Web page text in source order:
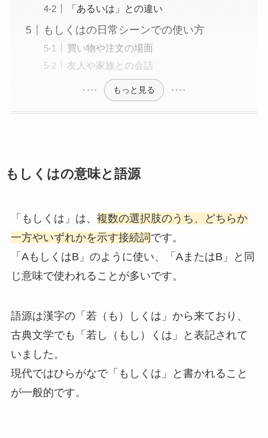
「あるいは」との違い
もしくはの日常シーンでの使い方
買い物や注文の場面
友人や家族との会話
もっと見る
もしくはの意味と語源
「もしくは」は、 複数の選択肢のうち、どちらか
一方やいずれかを示す接続詞です。
「AもしくはB」のように使い、「AまたはB」と同
じ意味で使われることが多いです。
語源は漢字の「若（も）しくは」から来ており、
古典文学でも「若し（もし）くは」と表記されて
いました。
現代ではひらがなで「もしくは」と書かれること
が一般的です。